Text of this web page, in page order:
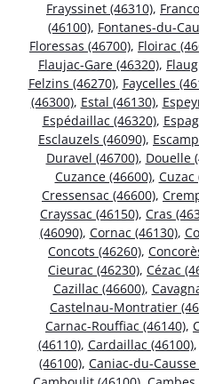
Frayssinet (46310),
(46100), Fontanes-du-
Floressas (46700), Floirac
Flaujac-Gare (46320),
Felzins (46270), Faycelles
(46300), Estal (46130),
Espédaillac (46320),
Esclauzels (46090),
Duravel (46700), Douelle
Cuzance (46600), Cuzac
Cressensac (46600),
Crayssac (46150), Cras
(46090), Cornac (46130),
Concots (46260),
Cieurac (46230), Cézac
Cazillac (46600),
Castelnau-Montratier
Carnac-Rouffiac (46140),
(46110), Cardaillac (46100),
(46100), Caniac-du-Causse